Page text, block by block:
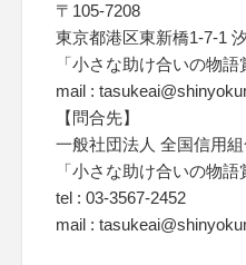
〒105-7208
東京都港区東新橋1-7-1
「小さな助け合いの物
mail :
【問合先】
一般社団法人 全国信用
「小さな助け合いの物
tel : 03-3567-2452
mail :